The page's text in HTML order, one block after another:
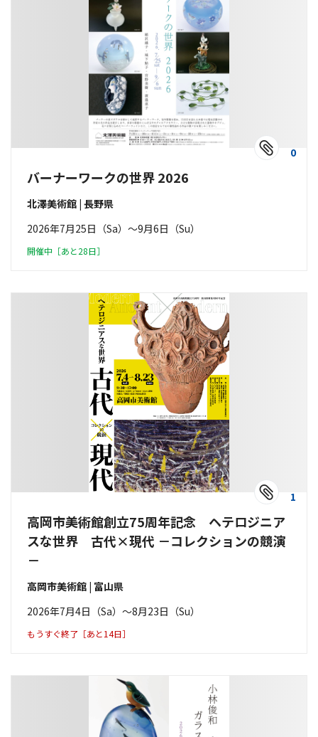
0
バーナーワークの世界 2026
北澤美術館 | 長野県
2026年7月25日（Sa）〜9月6日（Su）
開催中［あと28日］
1
高岡市美術館創立75周年記念 ヘテロジニア
スな世界 古代×現代 －コレクションの競演
－
高岡市美術館 | 富山県
2026年7月4日（Sa）〜8月23日（Su）
もうすぐ終了［あと14日］